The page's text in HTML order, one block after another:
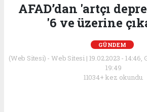
AFAD’dan 'artçı
'6 ve üzerine
GÜNDEM
(Web Sitesi) - Web Sitesi | 19.02.2023 - 14:46,
19:49
11034+ kez okundu.